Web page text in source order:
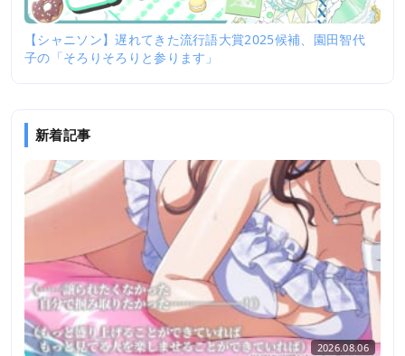
【シャニソン】遅れてきた流行語大賞2025候補、園田智代
子の「そろりそろりと参ります」
新着記事
2026.08.06